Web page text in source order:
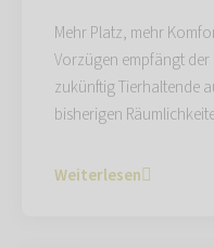
Mehr Platz, mehr
Vorzügen empfängt
zukünftig Tierhaltende
bisherigen
Weiterlesen